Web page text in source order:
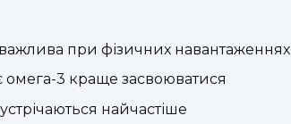
при фізичних навантаженнях
3 краще засвоюватися
найчастіше